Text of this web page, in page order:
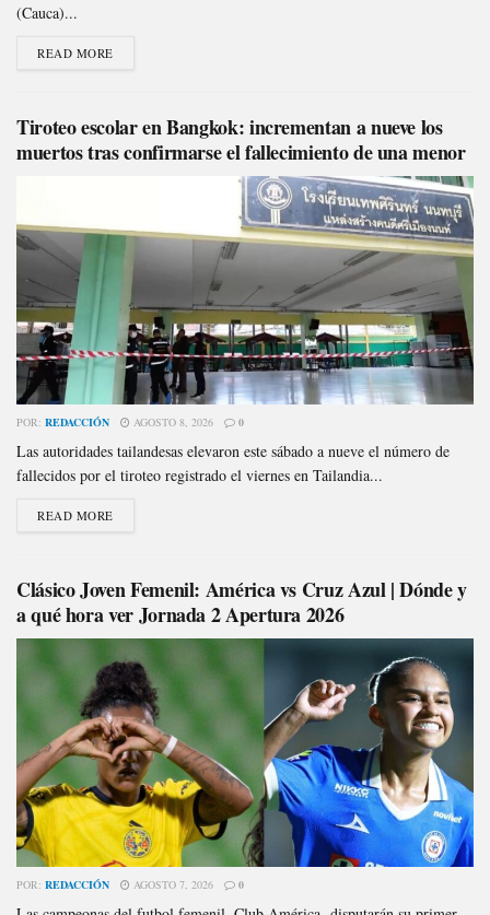
(Cauca)...
READ MORE
Tiroteo escolar en Bangkok: incrementan a nueve los
muertos tras confirmarse el fallecimiento de una menor
POR: REDACCIÓN AGOSTO 8, 2026 0
Las autoridades tailandesas elevaron este sábado a nueve el número de
fallecidos por el tiroteo registrado el viernes en Tailandia...
READ MORE
Clásico Joven Femenil: América vs Cruz Azul | Dónde y
a qué hora ver Jornada 2 Apertura 2026
POR: REDACCIÓN AGOSTO 7, 2026 0